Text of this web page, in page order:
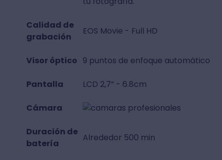
Calidad de
grabación
EOS Movie - Full HD
Visor óptico 9 puntos de enfoque automático
Pantalla LCD 2,7” - 6.8cm
Cámara
Duración de
batería
Alrededor 500 min